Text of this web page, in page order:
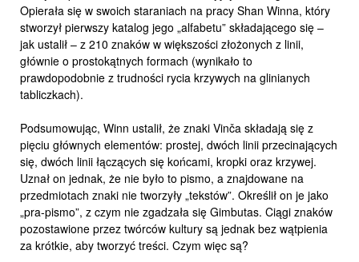
Opierała się w swoich staraniach na pracy Shan Winna, który
stworzył pierwszy katalog jego „alfabetu” składającego się –
jak ustalił – z 210 znaków w większości złożonych z linii,
głównie o prostokątnych formach (wynikało to
prawdopodobnie z trudności rycia krzywych na glinianych
tabliczkach).
Podsumowując, Winn ustalił, że znaki Vinča składają się z
pięciu głównych elementów: prostej, dwóch linii przecinających
się, dwóch linii łączących się końcami, kropki oraz krzywej.
Uznał on jednak, że nie było to pismo, a znajdowane na
przedmiotach znaki nie tworzyły „tekstów”. Określił on je jako
„pra-pismo”, z czym nie zgadzała się Gimbutas. Ciągi znaków
pozostawione przez twórców kultury są jednak bez wątpienia
za krótkie, aby tworzyć treści. Czym więc są?